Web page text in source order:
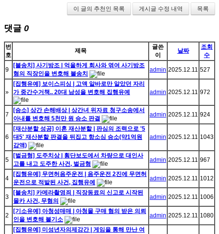
이 글의 추천인 목록 게시글 수정 내역 목록
댓글 0
번
호
제목
글쓴
이
날짜
조회
수
9
[불송치] 사기방조 | 억울하게 회사와 엮여 사기방조
혐의 직장인을 변호해 불송치
admin 2025.12.11 527
»
[집행유예] 보이스피싱 | 고액 알바로만 알았던 자리
가 중간수거책.. 20대 남성을 변호해 집행유예
admin 2025.12.11 972
7
[승소] 상간 손해배상 | 상간녀 위자료 청구소송에서
아내를 변호해 5천만 원 승소 판결
admin 2025.12.11 924
6
[재산분할 성공] 이혼 재산분할 | 판심의 조력으로 '5
대5' 재산분할 판결을 뒤집고 항소심 승소(약1억원
감액)
admin 2025.12.11 1043
5
[벌금형] 도주치상 | 횡단보도에서 차량으로 대인사
고를 내고 도주한 사건, 벌금형
admin 2025.12.11 967
4
[집행유예] 무면허음주운전 | 음주운전 2진에 무면허
운전으로 적발된 사건, 집행유예
admin 2025.12.11 1012
3
[불송치] 카메라촬영죄 | 직장동료의 신고로 시작된
몰카 사건, 무혐의
admin 2025.12.11 1006
2
[기소유예] 아청성매매 | 아청물 구매 혐의 받은 의뢰
인을 변호해 불기소
admin 2025.12.11 1080
[집행유예] 미성년자의제강간 | 게임을 통해 만난 여